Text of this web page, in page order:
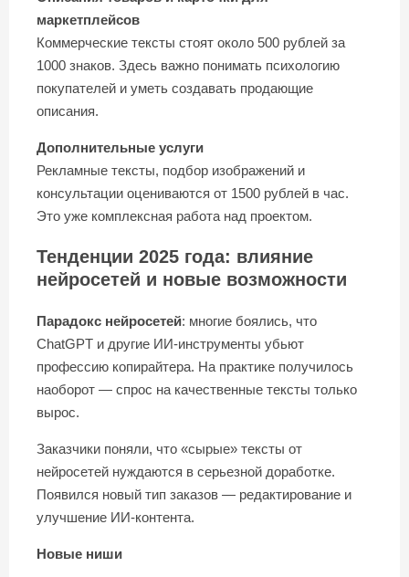
маркетплейсов
Коммерческие тексты стоят около 500 рублей за
1000 знаков. Здесь важно понимать психологию
покупателей и уметь создавать продающие
описания.
Дополнительные услуги
Рекламные тексты, подбор изображений и
консультации оцениваются от 1500 рублей в час.
Это уже комплексная работа над проектом.
Тенденции 2025 года: влияние
нейросетей и новые возможности
Парадокс нейросетей: многие боялись, что
ChatGPT и другие ИИ-инструменты убьют
профессию копирайтера. На практике получилось
наоборот — спрос на качественные тексты только
вырос.
Заказчики поняли, что «сырые» тексты от
нейросетей нуждаются в серьезной доработке.
Появился новый тип заказов — редактирование и
улучшение ИИ-контента.
Новые ниши